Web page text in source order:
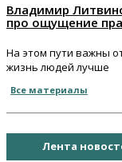
Владимир
про ощущение
На этом пути важны
жизнь людей лучше
Все материалы
Лента